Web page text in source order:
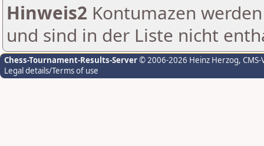
Hinweis2 Kontumazen
und sind in der Liste nicht
Chess-Tournament-Results-Server© 2006-2026 Heinz Herzog,
Legal details/Terms of use